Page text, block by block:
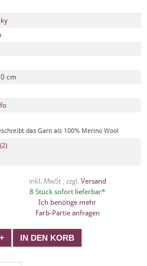
cm
das Garn als 100% Merino Wool
(2)
inkl. MwSt , zzgl. Versand
8 Stück sofort lieferbar*
Ich benötige mehr
Farb-Partie anfragen